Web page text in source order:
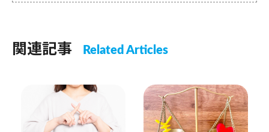
関連記事 Related Articles